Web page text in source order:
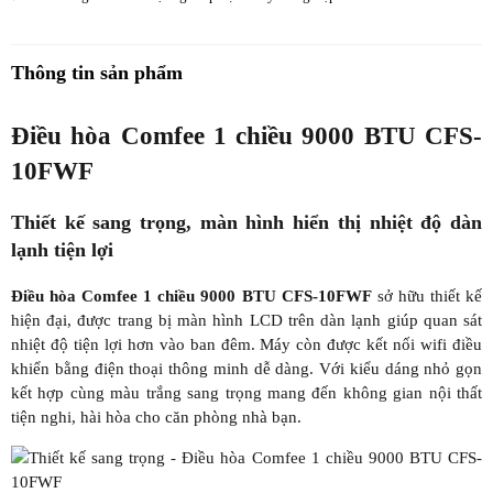
Thông tin sản phẩm
Điều hòa Comfee 1 chiều 9000 BTU CFS-
10FWF
Thiết kế sang trọng, màn hình hiển thị nhiệt độ dàn
lạnh tiện lợi
Điều hòa Comfee 1 chiều 9000 BTU CFS-10FWFsở hữu thiết kế
hiện đại, được trang bị màn hình LCD trên dàn lạnh giúp quan sát
nhiệt độ tiện lợi hơn vào ban đêm. Máy còn được kết nối wifi điều
khiển bằng điện thoại thông minh dễ dàng. Với kiểu dáng nhỏ gọn
kết hợp cùng màu trắng sang trọng mang đến không gian nội thất
tiện nghi, hài hòa cho căn phòng nhà bạn.